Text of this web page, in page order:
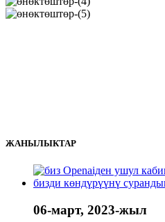
ЖАНЫЛЫКТАР
06-март, 2023-жыл